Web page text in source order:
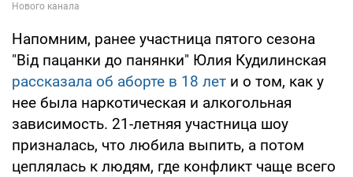
Напомним, ранее участница пятого сезона
"Від пацанки до панянки" Юлия Кудилинская
рассказала об аборте в 18 лет и о том, как у
нее была наркотическая и алкогольная
зависимость. 21-летняя участница шоу
призналась, что любила выпить, а потом
цеплялась к людям, где конфликт чаще всего